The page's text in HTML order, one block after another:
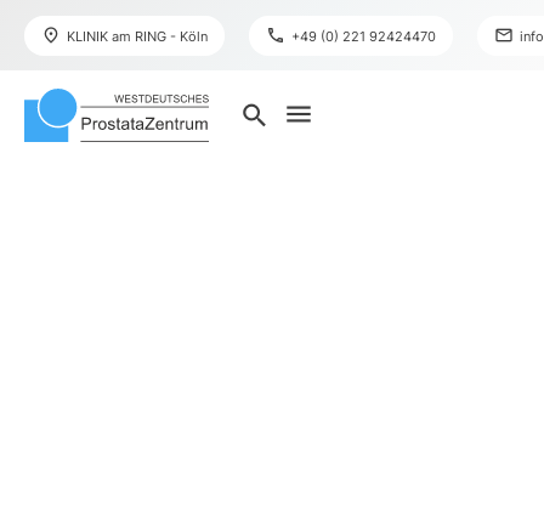
place KLINIK am RING - Köln phone +49 (0) 221 92424470 mail
search menu